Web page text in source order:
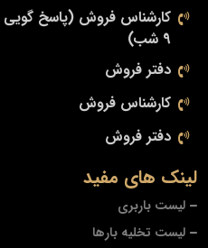
لینک های مفید
لیست باربری
لیست تخلیه بارها
9 شب)
دفتر فروش
کارشناس فروش
دفتر فروش